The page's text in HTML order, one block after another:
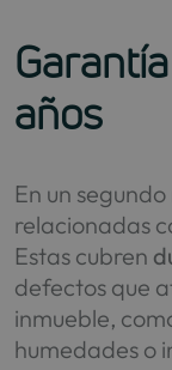
años
En un
relacionadas
Estas cubren
defectos que
inmueble,
humedades o